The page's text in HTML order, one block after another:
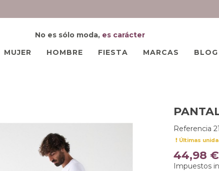
No es sólo moda, es carácter
MUJER HOMBRE FIESTA MARCAS BLOG
Referencia
Últimas
44,98 €
Impuestos